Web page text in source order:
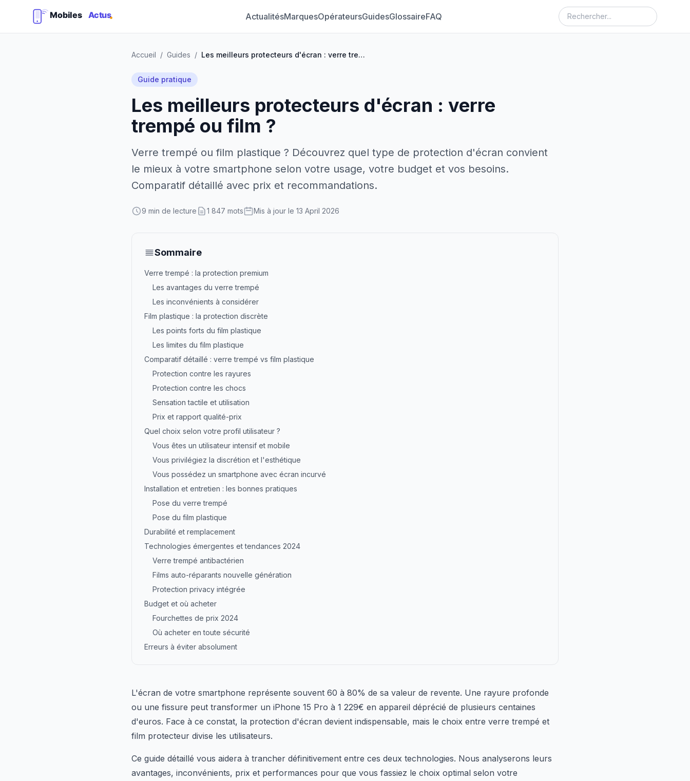
ActualitésMarquesOpérateursGuidesGlossaireFAQ
Accueil / Guides / Les meilleurs protecteurs d'écran : verre trempé ou film ?
Guide pratique
Les meilleurs protecteurs d'écran : verre
trempé ou film ?
Verre trempé ou film plastique ? Découvrez quel type de protection d'écran convient
le mieux à votre smartphone selon votre usage, votre budget et vos besoins.
Comparatif détaillé avec prix et recommandations.
9 min de lecture 1 847 mots Mis à jour le 13 April 2026
Sommaire
Verre trempé : la protection premium
Les avantages du verre trempé
Les inconvénients à considérer
Film plastique : la protection discrète
Les points forts du film plastique
Les limites du film plastique
Comparatif détaillé : verre trempé vs film plastique
Protection contre les rayures
Protection contre les chocs
Sensation tactile et utilisation
Prix et rapport qualité-prix
Quel choix selon votre profil utilisateur ?
Vous êtes un utilisateur intensif et mobile
Vous privilégiez la discrétion et l'esthétique
Vous possédez un smartphone avec écran incurvé
Installation et entretien : les bonnes pratiques
Pose du verre trempé
Pose du film plastique
Durabilité et remplacement
Technologies émergentes et tendances 2024
Verre trempé antibactérien
Films auto-réparants nouvelle génération
Protection privacy intégrée
Budget et où acheter
Fourchettes de prix 2024
Où acheter en toute sécurité
Erreurs à éviter absolument
L'écran de votre smartphone représente souvent 60 à 80% de sa valeur de revente. Une rayure profonde
ou une fissure peut transformer un iPhone 15 Pro à 1 229€ en appareil déprécié de plusieurs centaines
d'euros. Face à ce constat, la protection d'écran devient indispensable, mais le choix entre verre trempé et
film protecteur divise les utilisateurs.
Ce guide détaillé vous aidera à trancher définitivement entre ces deux technologies. Nous analyserons leurs
avantages, inconvénients, prix et performances pour que vous fassiez le choix optimal selon votre